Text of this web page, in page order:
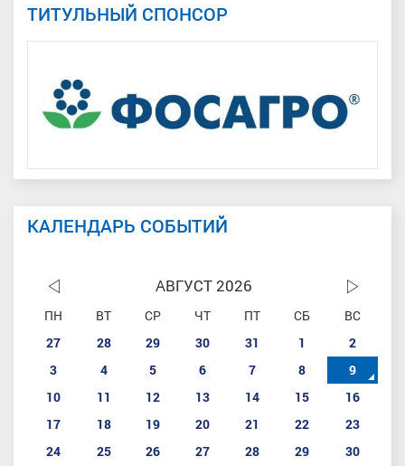
ТИТУЛЬНЫЙ СПОНСОР
КАЛЕНДАРЬ СОБЫТИЙ
АВГУСТ 2026
ПН ВТ СР ЧТ ПТ СБ
ВС
27
28 29 30 31 1
2
3
4 5 6 7 8
9
10
11 12 13 14 15
16
17
18 19 20 21 22
23
24
25 26 27 28 29
30